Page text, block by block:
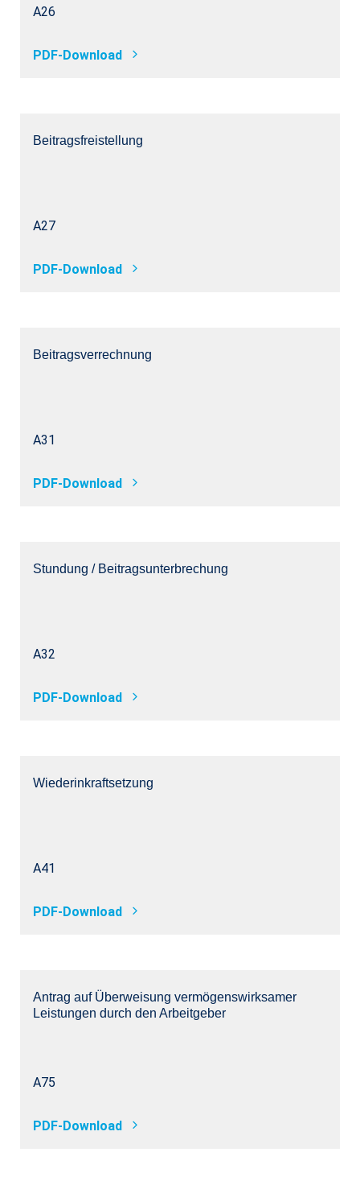
A26
PDF-Download
Beitragsfreistellung
A27
PDF-Download
Beitragsverrechnung
A31
PDF-Download
Stundung / Beitragsunterbrechung
A32
PDF-Download
Wiederinkraftsetzung
A41
PDF-Download
Antrag auf Überweisung vermögenswirksamer
Leistungen durch den Arbeitgeber
A75
PDF-Download